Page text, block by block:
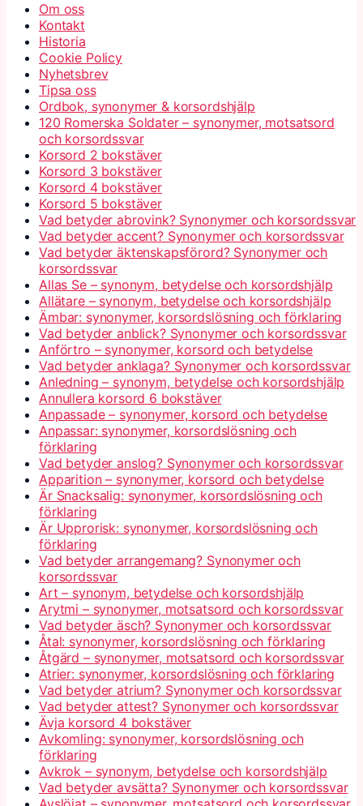
Om oss
Kontakt
Historia
Cookie Policy
Nyhetsbrev
Tipsa oss
Ordbok, synonymer & korsordshjälp
120 Romerska Soldater – synonymer, motsatsord
och korsordssvar
Korsord 2 bokstäver
Korsord 3 bokstäver
Korsord 4 bokstäver
Korsord 5 bokstäver
Vad betyder abrovink? Synonymer och korsordssvar
Vad betyder accent? Synonymer och korsordssvar
Vad betyder äktenskapsförord? Synonymer och
korsordssvar
Allas Se – synonym, betydelse och korsordshjälp
Allätare – synonym, betydelse och korsordshjälp
Ämbar: synonymer, korsordslösning och förklaring
Vad betyder anblick? Synonymer och korsordssvar
Anförtro – synonymer, korsord och betydelse
Vad betyder anklaga? Synonymer och korsordssvar
Anledning – synonym, betydelse och korsordshjälp
Annullera korsord 6 bokstäver
Anpassade – synonymer, korsord och betydelse
Anpassar: synonymer, korsordslösning och
förklaring
Vad betyder anslog? Synonymer och korsordssvar
Apparition – synonymer, korsord och betydelse
Är Snacksalig: synonymer, korsordslösning och
förklaring
Är Upprorisk: synonymer, korsordslösning och
förklaring
Vad betyder arrangemang? Synonymer och
korsordssvar
Art – synonym, betydelse och korsordshjälp
Arytmi – synonymer, motsatsord och korsordssvar
Vad betyder äsch? Synonymer och korsordssvar
Åtal: synonymer, korsordslösning och förklaring
Åtgärd – synonymer, motsatsord och korsordssvar
Atrier: synonymer, korsordslösning och förklaring
Vad betyder atrium? Synonymer och korsordssvar
Vad betyder attest? Synonymer och korsordssvar
Ävja korsord 4 bokstäver
Avkomling: synonymer, korsordslösning och
förklaring
Avkrok – synonym, betydelse och korsordshjälp
Vad betyder avsätta? Synonymer och korsordssvar